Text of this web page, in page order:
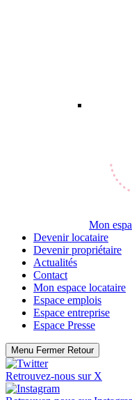
Mon
Devenir locataire
Devenir propriétaire
Actualités
Contact
Mon espace locataire
Espace emplois
Espace entreprise
Espace Presse
Menu Fermer Retour
Retrouvez-nous sur X